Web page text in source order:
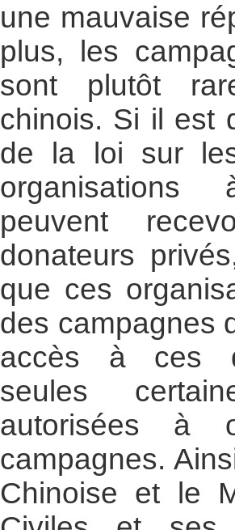
une mauvaise
plus, les
sont plutôt
chinois. Si il est
de la loi sur
peuvent
donateurs
que ces
des campagnes
accès à ces
seules
autorisées à
campagnes.
Chinoise et le